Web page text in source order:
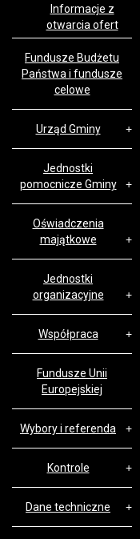
Informacje z
otwarcia ofert
Fundusze Budżetu
Państwa i fundusze
celowe
Urząd Gminy
Jednostki
pomocnicze Gminy
Oświadczenia
majątkowe
Jednostki
organizacyjne
Współpraca
Fundusze Unii
Europejskiej
Wybory i referenda
Kontrole
Dane techniczne